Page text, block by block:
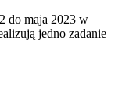
do maja 2023 w
jedno zadanie